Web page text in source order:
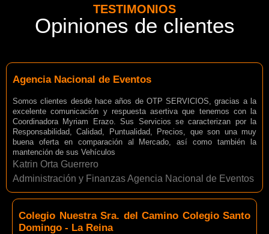
TESTIMONIOS
Opiniones de clientes
Agencia Nacional de Eventos
Somos clientes desde hace años de OTP SERVICIOS, gracias a la
excelente comunicación y respuesta asertiva que tenemos con la
Coordinadora Myriam Erazo. Sus Servicios se caracterizan por la
Responsabilidad, Calidad, Puntualidad, Precios, que son una muy
buena oferta en comparación al Mercado, así como también la
mantención de sus Vehículos
Katrin Orta Guerrero
Administración y Finanzas Agencia Nacional de Eventos
Colegio Nuestra Sra. del Camino Colegio Santo
Domingo - La Reina